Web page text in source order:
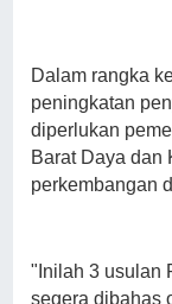
Dalam rangka
peningkatan
diperlukan
Barat Daya dan
perkembangan
"Inilah 3 usulan
segera dibahas